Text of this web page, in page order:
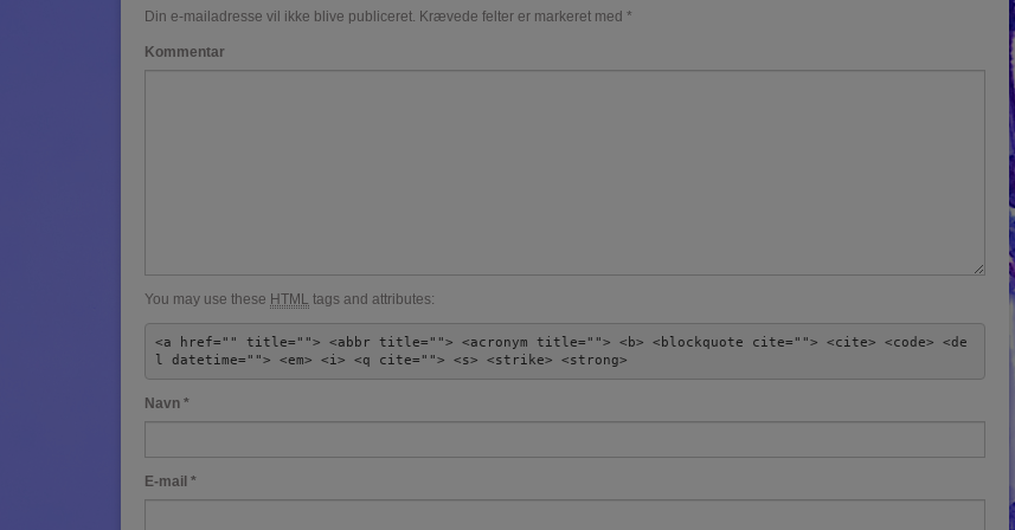
Din e-mailadresse vil ikke blive publiceret. Krævede felter er markeret med *
Kommentar
You may use these HTML tags and attributes:
<a href="" title=""> <abbr title=""> <acronym title=""> <b> <blockquote cite=""> <cite> <code> <de
l datetime=""> <em> <i> <q cite=""> <s> <strike> <strong>
Navn *
E-mail *